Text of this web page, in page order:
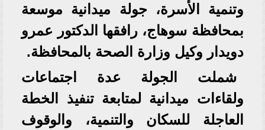
وتنمية الأسرة، جولة ميدانية موسعة
بمحافظة سوهاج، رافقها الدكتور عمرو
دويدار وكيل وزارة الصحة بالمحافظة.
شملت الجولة عدة اجتماعات
ولقاءات ميدانية لمتابعة تنفيذ الخطة
العاجلة للسكان والتنمية، والوقوف